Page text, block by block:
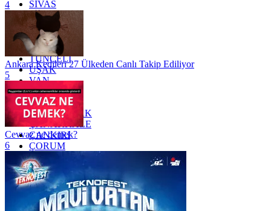
SİVAS
SİİRT
TEKİRDAĞ
TOKAT
TRABZON
TUNCELİ
UŞAK
VAN
YALOVA
YOZGAT
ZONGULDAK
ÇANAKKALE
ÇANKIRI
ÇORUM
İSTANBUL
İZMİR
ŞANLIURFA
ŞIRNAK
4
Ankara Kedileri 27 Ülkeden Canlı Takip Ediliyor
5
Cevvaz ne demek?
6